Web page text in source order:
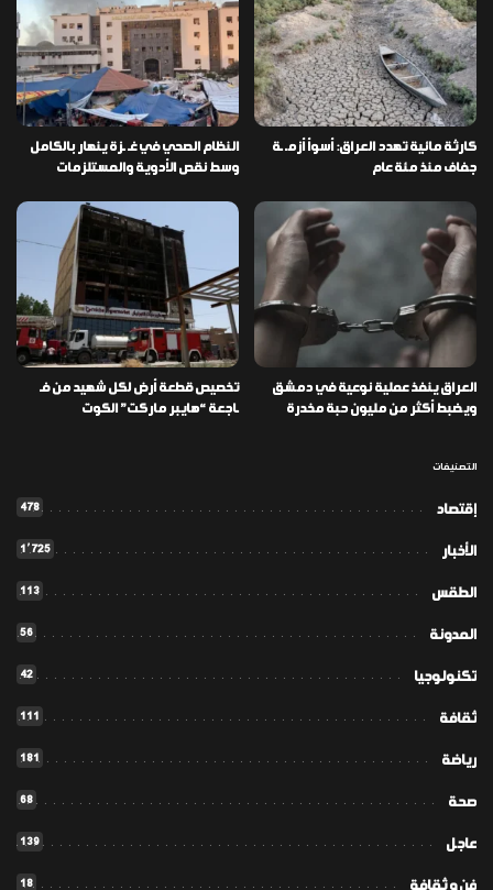
كارثة مائية تهدد العراق: أسوأ أزمـ ـة
جفاف منذ مئة عام
النظام الصحي في غـ ـزة ينهار بالكامل
وسط نقص الأدوية والمستلزمات
العراق ينفذ عملية نوعية في دمشق
ويضبط أكثر من مليون حبة مخدرة
تخصيص قطعة أرض لكل شهيد من فـ
ـاجعة “هايبر ماركت” الكوت
التصنيفات
إقتصاد 478
الأخبار 1٬725
الطقس 113
المدونة 56
تكنولوجيا 42
ثقافة 111
رياضة 181
صحة 68
عاجل 139
فن و ثقافة 18